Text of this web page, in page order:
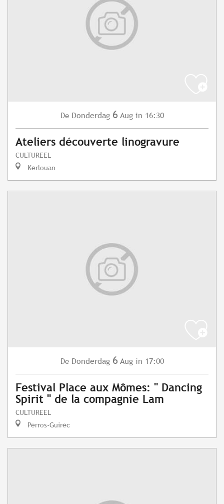
De Donderdag 6 Aug in 16:30
Ateliers découverte linogravure
CULTUREEL
Kerlouan
De Donderdag 6 Aug in 17:00
Festival Place aux Mômes: " Dancing
Spirit " de la compagnie Lam
CULTUREEL
Perros-Guirec